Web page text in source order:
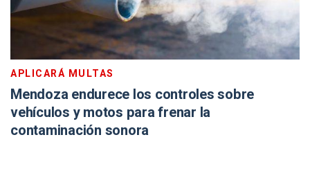
APLICARÁ MULTAS
Mendoza endurece los controles sobre
vehículos y motos para frenar la
contaminación sonora